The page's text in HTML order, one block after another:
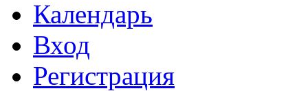
Календарь
Вход
Регистрация